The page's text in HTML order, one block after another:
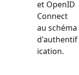
et OpenID
Connect
au schéma
d'authentif
ication.